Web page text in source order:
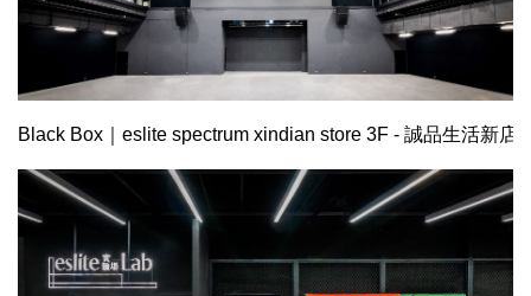
Black Box｜eslite spectrum xindian store 3F - 誠品生活新店